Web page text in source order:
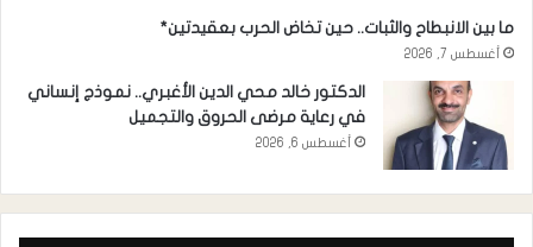
ما بين الانبطاح والثبات.. حين تخاض الحرب بعقيدتين*
أغسطس 7, 2026
الدكتور خالد محي الدين الأغبري.. نموذج إنساني
في رعاية مرضى الحروق والتجميل
أغسطس 6, 2026